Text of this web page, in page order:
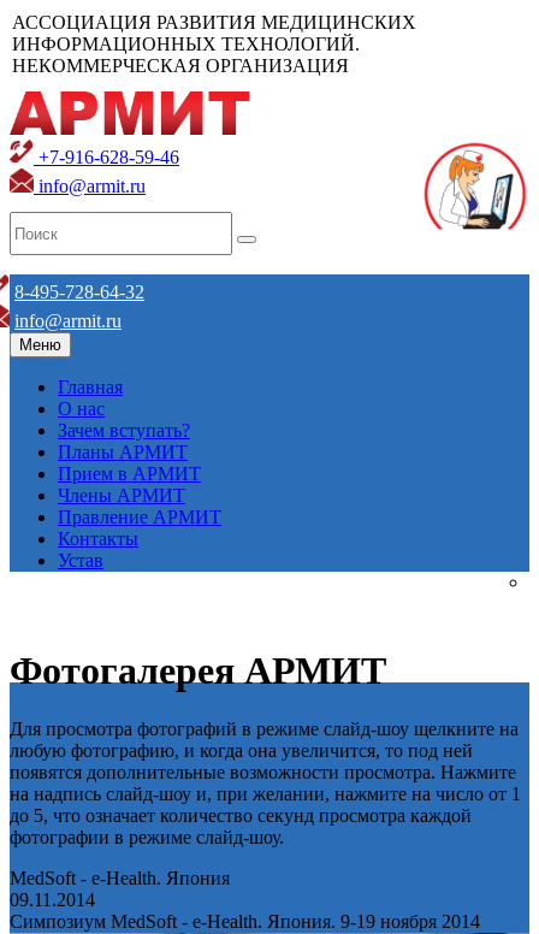
АССОЦИАЦИЯ РАЗВИТИЯ МЕДИЦИНСКИХ
ИНФОРМАЦИОННЫХ ТЕХНОЛОГИЙ.
НЕКОММЕРЧЕСКАЯ ОРГАНИЗАЦИЯ
+7-916-628-59-46
info@armit.ru
8-495-728-64-32
info@armit.ru
Меню
Главная
О нас
Зачем вступать?
Планы АРМИТ
Прием в АРМИТ
Члены АРМИТ
Правление АРМИТ
Контакты
Устав
Фотогалерея АРМИТ
Для просмотра фотографий в режиме слайд-шоу щелкните на
любую фотографию, и когда она увеличится, то под ней
появятся дополнительные возможности просмотра. Нажмите
на надпись слайд-шоу и, при желании, нажмите на число от 1
до 5, что означает количество секунд просмотра каждой
фотографии в режиме слайд-шоу.
MedSoft - e-Health. Япония
09.11.2014
Симпозиум MedSoft - e-Health. Япония. 9-19 ноября 2014